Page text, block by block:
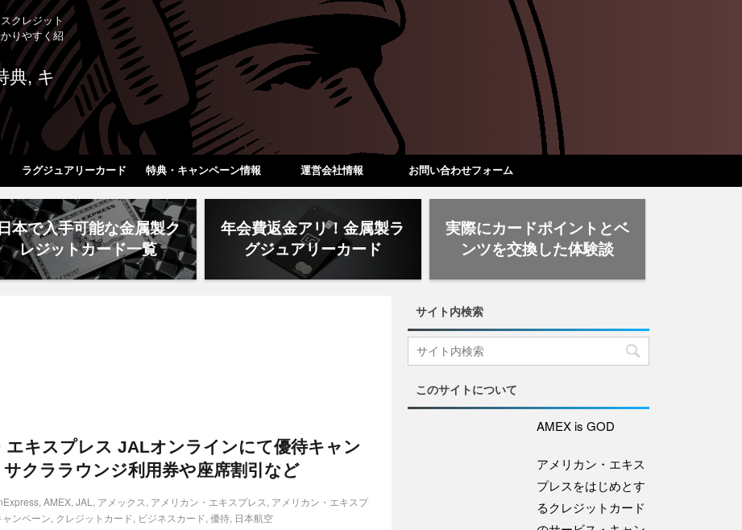
クレジット
りやすく紹
ラグジュアリーカード 特典・キャンペーン情報 運営会社情報 お問い合わせフォーム
本で入手可能な金属製ク
レジットカード一覧
年会費返金アリ！金属製ラ
グジュアリーカード
実際にカードポイントとベ
ンツを交換した体験談
エキスプレス JALオンラインにて優待キャン
クララウンジ利用券や座席割引など
, AMEX, JAL , アメックス, アメリカン・エキスプレス, アメリカン・エキスプ
ャンペーン, クレジットカード, ビジネスカード, 優待, 日本航空
サイト内検索
このサイトについて
AMEX is GOD
アメリカン・エキス
プレスをはじめとす
るクレジットカード